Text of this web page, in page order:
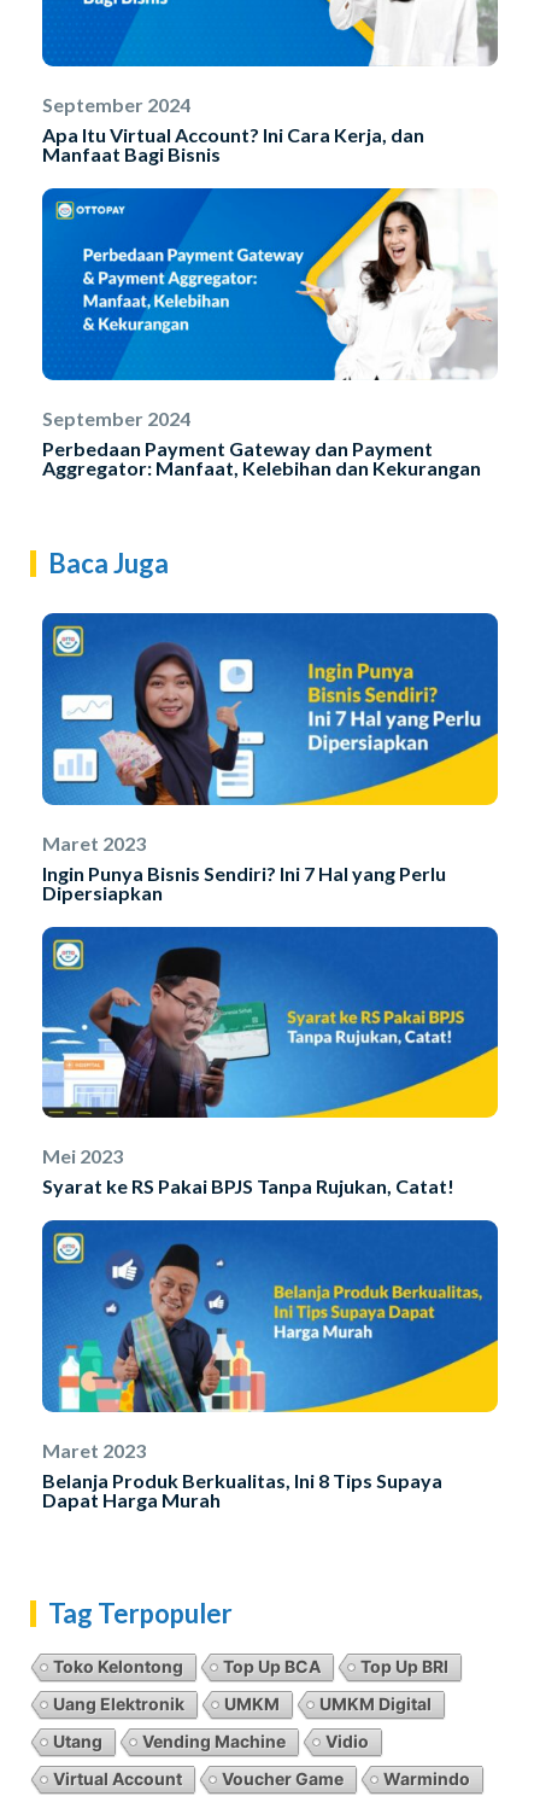
September 2024
Apa Itu Virtual Account? Ini Cara Kerja, dan
Manfaat Bagi Bisnis
September 2024
Perbedaan Payment Gateway dan Payment
Aggregator: Manfaat, Kelebihan dan Kekurangan
Baca Juga
Maret 2023
Ingin Punya Bisnis Sendiri? Ini 7 Hal yang Perlu
Dipersiapkan
Mei 2023
Syarat ke RS Pakai BPJS Tanpa Rujukan, Catat!
Maret 2023
Belanja Produk Berkualitas, Ini 8 Tips Supaya
Dapat Harga Murah
Tag Terpopuler
Toko Kelontong Top Up BCA
Top Up BRI
Uang Elektronik
UMKM
UMKM Digital
Utang
Vending Machine
Vidio
Virtual Account
Voucher Game
Warmindo